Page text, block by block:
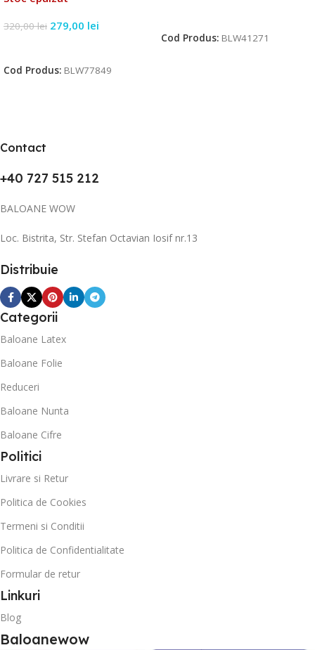
320,00lei 279,00 lei
Cod Produs: BLW77849
Cod Produs: BLW41271
Contact
+40 727 515 212
BALOANE WOW
Loc. Bistrita, Str. Stefan Octavian Iosif nr.13
Distribuie
Categorii
Baloane Latex
Baloane Folie
Reduceri
Baloane Nunta
Baloane Cifre
Politici
Livrare si Retur
Politica de Cookies
Termeni si Conditii
Politica de Confidentialitate
Formular de retur
Linkuri
Blog
Baloanewow